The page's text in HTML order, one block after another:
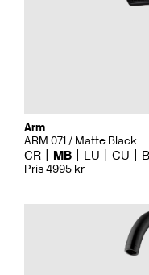
Arm
ARM 071 / Matte Black
CR MB LU CU
Pris 4995 kr